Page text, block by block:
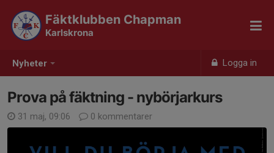
Nyheter Logga in
Fäktklubben Chapman
Karlskrona
Prova på fäktning - nybörjarkurs
31 maj, 09:06 0 kommentarer